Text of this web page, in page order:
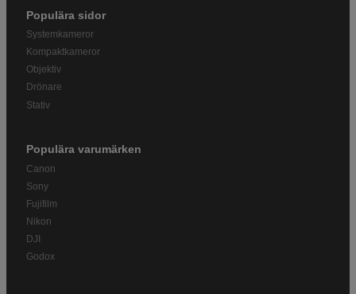
Populära sidor
Systemkameror
Kompaktkameror
Objektiv
Drönare
Stativ
Populära varumärken
Canon
Sony
Fujifilm
Nikon
DJI
Godox